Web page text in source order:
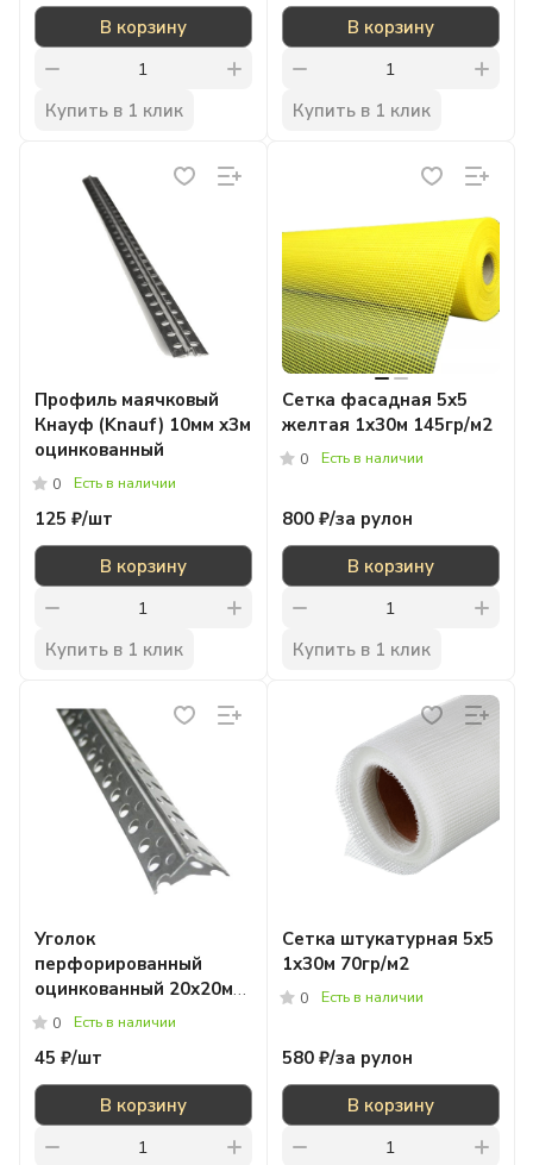
В корзину
Купить в 1 клик
В корзину
Купить в 1 клик
Профиль маячковый
Кнауф (Knauf) 10мм х3м
оцинкованный
0 Есть в наличии
125 ₽/шт
В корзину
Купить в 1 клик
Сетка фасадная 5х5
желтая 1х30м 145гр/м2
0 Есть в наличии
800 ₽/за рулон
В корзину
Купить в 1 клик
Уголок
перфорированный
оцинкованный 20х20мм
х3м
0 Есть в наличии
45 ₽/шт
В корзину
Сетка штукатурная 5х5
1х30м 70гр/м2
0 Есть в наличии
580 ₽/за рулон
В корзину